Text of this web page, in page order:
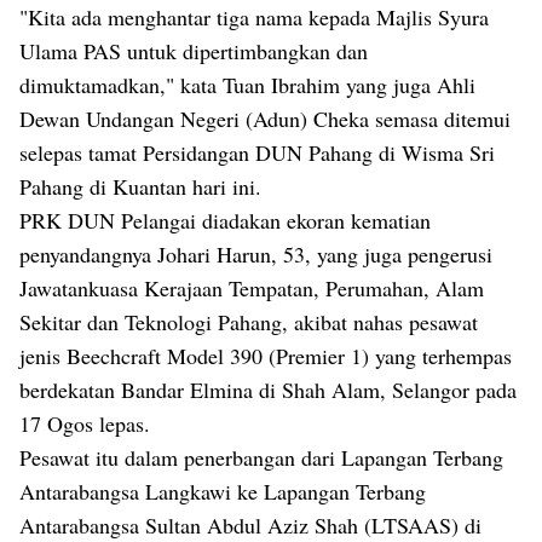
"Kita ada menghantar tiga nama kepada Majlis Syura
Ulama PAS untuk dipertimbangkan dan
dimuktamadkan," kata Tuan Ibrahim yang juga Ahli
Dewan Undangan Negeri (Adun) Cheka semasa ditemui
selepas tamat Persidangan DUN Pahang di Wisma Sri
Pahang di Kuantan hari ini.
PRK DUN Pelangai diadakan ekoran kematian
penyandangnya Johari Harun, 53, yang juga pengerusi
Jawatankuasa Kerajaan Tempatan, Perumahan, Alam
Sekitar dan Teknologi Pahang, akibat nahas pesawat
jenis Beechcraft Model 390 (Premier 1) yang terhempas
berdekatan Bandar Elmina di Shah Alam, Selangor pada
17 Ogos lepas.
Pesawat itu dalam penerbangan dari Lapangan Terbang
Antarabangsa Langkawi ke Lapangan Terbang
Antarabangsa Sultan Abdul Aziz Shah (LTSAAS) di